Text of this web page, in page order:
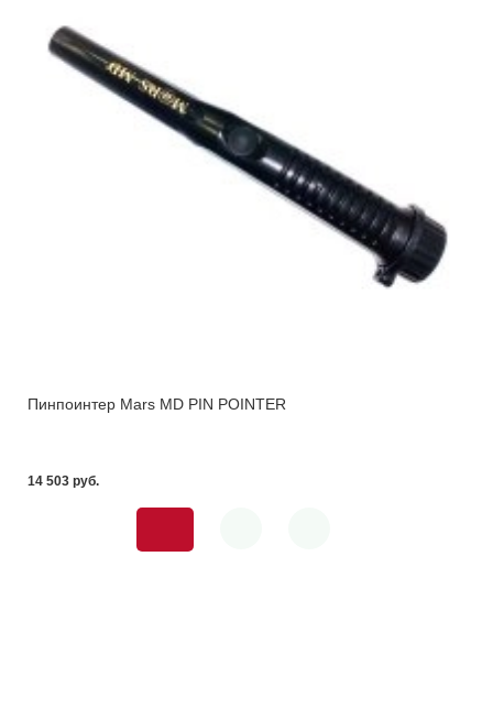
Пинпоинтер Mars MD PIN POINTER
14 503 pуб.